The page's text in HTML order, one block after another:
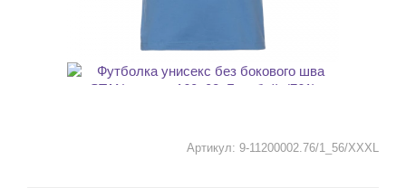
Артикул: 9-11200002.76/1_56/XXXL